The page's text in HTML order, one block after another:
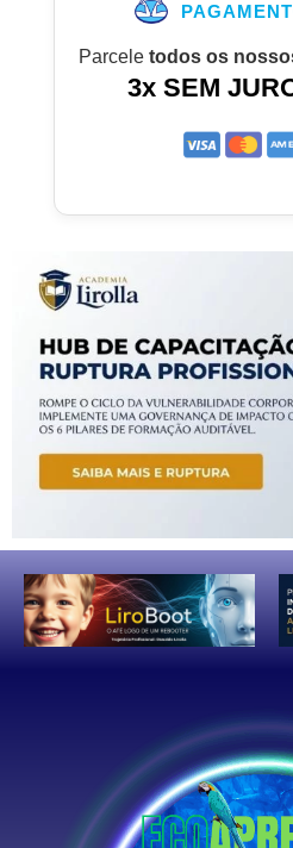
Parcele todos os
3x SEM